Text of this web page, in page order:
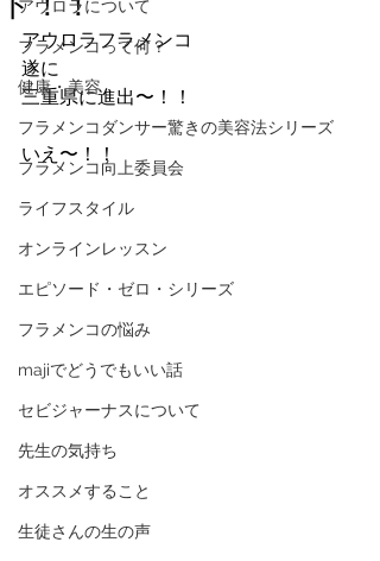
アウロラについて
フラメンコって何？
健康・美容
フラメンコダンサー驚きの美容法シリーズ
フラメンコ向上委員会
ライフスタイル
オンラインレッスン
エピソード・ゼロ・シリーズ
フラメンコの悩み
majiでどうでもいい話
セビジャーナスについて
先生の気持ち
オススメすること
生徒さんの生の声
アウロラフラメンコ
遂に
三重県に進出〜！！
いえ〜！！